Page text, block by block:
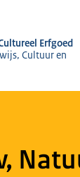
Erfgoed
Cultuur en